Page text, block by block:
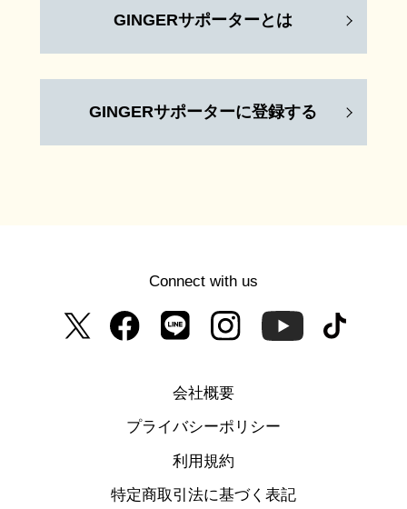
GINGERサポーターとは
GINGERサポーターに登録する
Connect with us
会社概要
プライバシーポリシー
利用規約
特定商取引法に基づく表記